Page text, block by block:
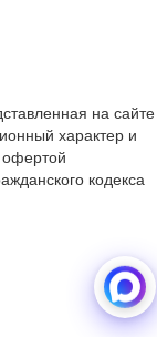
на сайте
характер и
офертой
кодекса